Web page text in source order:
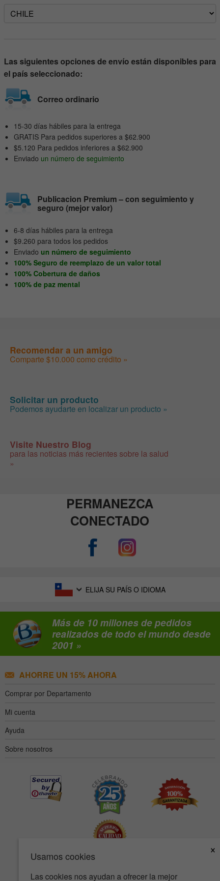
Usamos cookies
×
Las cookies nos ayudan a ofrecer la mejor
Las siguientes opciones de envío están disponibles para
el país seleccionado:
Correo ordinario
15-30 días hábiles para la entrega
GRATIS Para pedidos superiores a $62.900
$5.120 Para pedidos inferiores a $62.900
Enviado un número de seguimiento
Publicacion Premium – con seguimiento y
seguro (mejor valor)
6-8 días hábiles para la entrega
$9.260 para todos los pedidos
Enviado un número de seguimiento
100% Seguro de reemplazo de un valor total
100% Cobertura de daños
100% de paz mental
Recomendar a un amigo
Comparte $10.000 como crédito »
Solicitar un producto
Podemos ayudarte en localizar un producto »
Visite Nuestro Blog
para las noticias más recientes sobre la salud
»
PERMANEZCA
CONECTADO
ELIJA SU PAÍS O IDIOMA
Más de 10 millones de pedidos
realizados de todo el mundo desde
2001 »
AHORRE UN 15% AHORA
Comprar por Departamento
Mi cuenta
Ayuda
Sobre nosotros
Accesibilidad Condiciones de uso Política de privacidad